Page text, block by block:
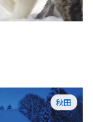
秋田